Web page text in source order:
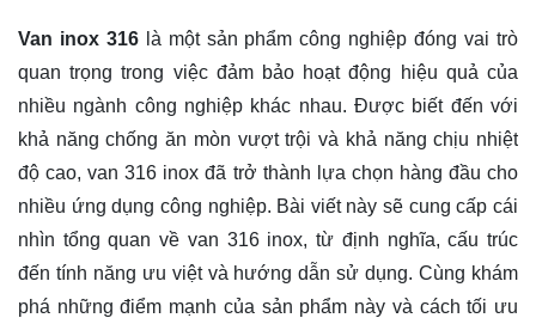
Van inox 316là một sản phẩm công nghiệp đóng vai trò
quan trọng trong việc đảm bảo hoạt động hiệu quả của
nhiều ngành công nghiệp khác nhau. Được biết đến với
khả năng chống ăn mòn vượt trội và khả năng chịu nhiệt
độ cao, van 316 inox đã trở thành lựa chọn hàng đầu cho
nhiều ứng dụng công nghiệp. Bài viết này sẽ cung cấp cái
nhìn tổng quan về van 316 inox, từ định nghĩa, cấu trúc
đến tính năng ưu việt và hướng dẫn sử dụng. Cùng khám
phá những điểm mạnh của sản phẩm này và cách tối ưu